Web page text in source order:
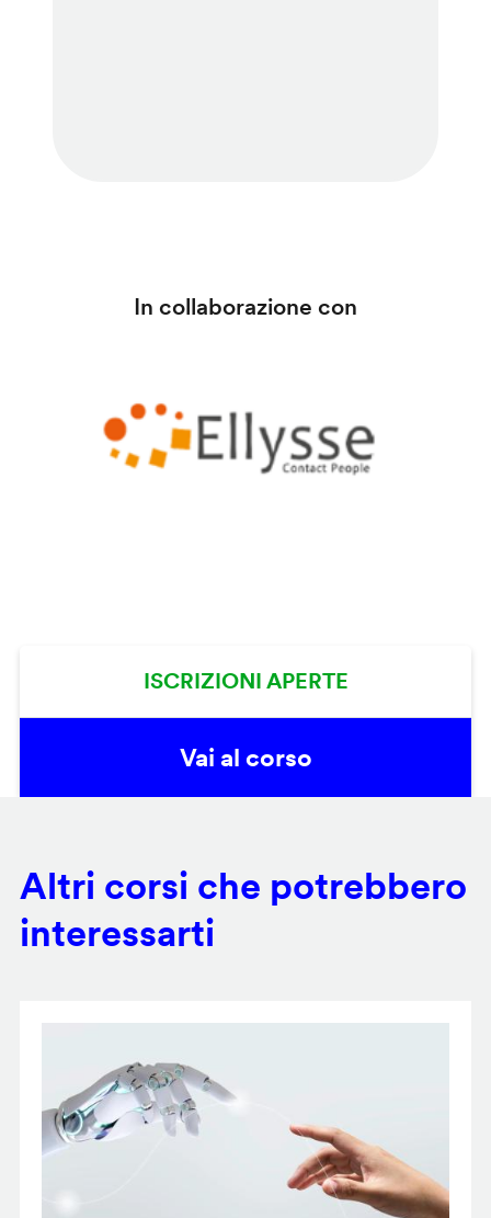
In collaborazione con
ISCRIZIONI APERTE
Vai al corso
Altri corsi che potrebbero
interessarti